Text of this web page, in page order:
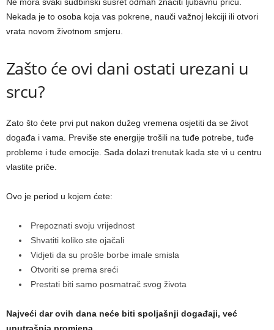
Nekada je to osoba koja vas pokrene, nauči važnoj lekciji ili otvori
vrata novom životnom smjeru.
Zašto će ovi dani ostati urezani u
srcu?
Zato što ćete prvi put nakon dužeg vremena osjetiti da se život
događa i vama. Previše ste energije trošili na tuđe potrebe, tuđe
probleme i tuđe emocije. Sada dolazi trenutak kada ste vi u centru
vlastite priče.
Ovo je period u kojem ćete:
Prepoznati svoju vrijednost
Shvatiti koliko ste ojačali
Vidjeti da su prošle borbe imale smisla
Otvoriti se prema sreći
Prestati biti samo posmatrač svog života
Najveći dar ovih dana neće biti spoljašnji događaji, već